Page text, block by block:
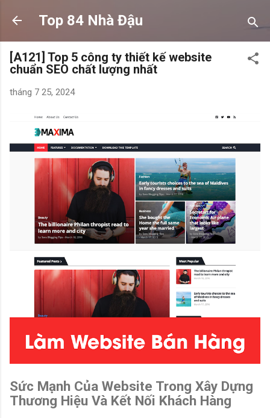
Chuyển đến nội dung chính
Top 84 Nhà Đậu
[A121] Top 5 công ty thiết kế website
chuẩn SEO chất lượng nhất
tháng 7 25, 2024
Sức Mạnh Của Website Trong Xây Dựng
Thương Hiệu Và Kết Nối Khách Hàng